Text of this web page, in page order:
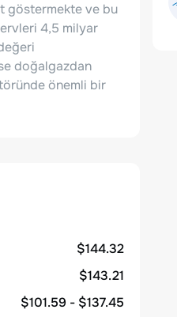
göstermekte ve bu
4,5 milyar
doğalgazdan
önemli bir
$144.32
$143.21
$101.59 - $137.45